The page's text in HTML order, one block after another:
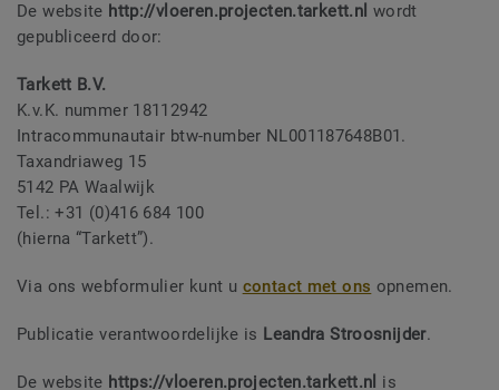
De website http://vloeren.projecten.tarkett.nl wordt
gepubliceerd door:
Tarkett B.V.
K.v.K. nummer 18112942
Intracommunautair btw-number NL001187648B01.
Taxandriaweg 15
5142 PA Waalwijk
Tel.: +31 (0)416 684 100
(hierna “Tarkett”).
Via ons webformulier kunt u contact met ons opnemen.
Publicatie verantwoordelijke is Leandra Stroosnijder.
De website https://vloeren.projecten.tarkett.nl is